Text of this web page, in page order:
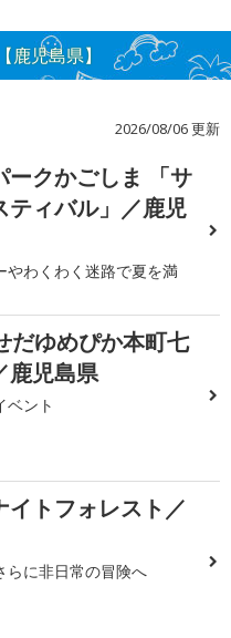
鹿児島県】
2026/08/06 更新
ークかごしま 「サ
ティバル」／鹿児
やわくわく迷路で夏を満
だゆめぴか本町七
鹿児島県
ベント
イトフォレスト／
らに非日常の冒険へ